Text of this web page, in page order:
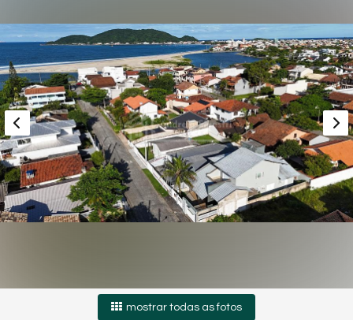
mostrar todas as fotos